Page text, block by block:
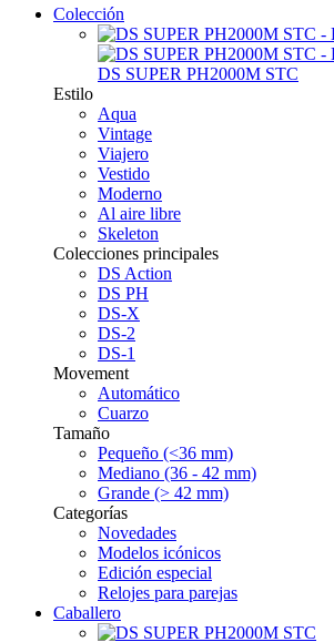
Colección
DS SUPER PH2000M STC
Estilo
Aqua
Vintage
Viajero
Vestido
Moderno
Al aire libre
Skeleton
Colecciones principales
DS Action
DS PH
DS-X
DS-2
DS-1
Movement
Automático
Cuarzo
Tamaño
Pequeño (<36 mm)
Mediano (36 - 42 mm)
Grande (> 42 mm)
Categorías
Novedades
Modelos icónicos
Edición especial
Relojes para parejas
Caballero